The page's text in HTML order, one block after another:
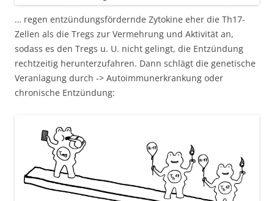
… regen entzündungsfördernde Zytokine eher die Th17-
Zellen als die Tregs zur Vermehrung und Aktivität an,
sodass es den Tregs u. U. nicht gelingt, die Entzündung
rechtzeitig herunterzufahren. Dann schlägt die genetische
Veranlagung durch -> Autoimmunerkrankung oder
chronische Entzündung: